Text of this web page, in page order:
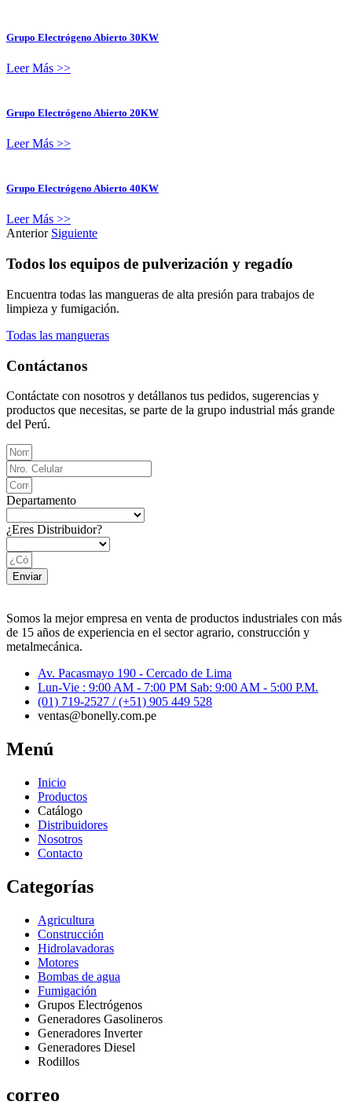
Grupo Electrógeno Abierto 30KW
Leer Más >>
Grupo Electrógeno Abierto 20KW
Leer Más >>
Grupo Electrógeno Abierto 40KW
Leer Más >>
Anterior Siguiente
Todos los equipos de pulverización y regadío
Encuentra todas las mangueras de alta presión para trabajos de
limpieza y fumigación.
Todas las mangueras
Contáctanos
Contáctate con nosotros y detállanos tus pedidos, sugerencias y
productos que necesitas, se parte de la grupo industrial más grande
del Perú.
Departamento
¿Eres Distribuidor?
Enviar
Somos la mejor empresa en venta de productos industriales con más
de 15 años de experiencia en el sector agrario, construcción y
metalmecánica.
Av. Pacasmayo 190 - Cercado de Lima
Lun-Vie : 9:00 AM - 7:00 PM Sab: 9:00 AM - 5:00 P.M.
(01) 719-2527 / (+51) 905 449 528
ventas@bonelly.com.pe
Menú
Inicio
Productos
Catálogo
Distribuidores
Nosotros
Contacto
Categorías
Agricultura
Construcción
Hidrolavadoras
Motores
Bombas de agua
Fumigación
Grupos Electrógenos
Generadores Gasolineros
Generadores Inverter
Generadores Diesel
Rodillos
correo